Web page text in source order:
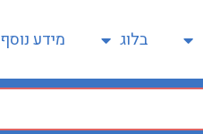
בלוג מידע נוסף